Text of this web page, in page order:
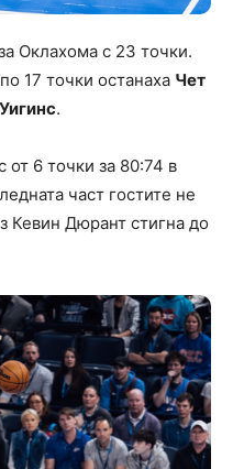
Оклахома с 23 точки.
17 точки останаха Чет
.
от 6 точки за 80:74 в
част гостите не
Кевин Дюрант стигна до